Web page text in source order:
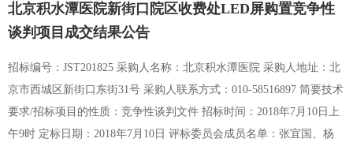
皮带、风扇皮带等。2.3要求：整机各部位零件紧固，清理吹扫冷却系
统，电控元件检查及紧固。负责空气压缩设备的应急抢修，24小时内
到位。500元以内配件维修更换由乙方免费负责。维保厂家具备压力管
道维修资质或特种设备维修资质。第2包：新街口院区负压真空系统维
保项目。1、背景介绍：本合同将于2018年7月31日到期。2、技术需
求：2.1范围：新街口院区6台15KW负压泵。2.2要求：更换…
北京积水潭医院新街口院区收费处LED屏购置竞争性
谈判项目成交结果公告
招标编号：JST201825 采购人名称：北京积水潭医院 采购人地址：北
京市西城区新街口东街31号 采购人联系方式：010-58516897 简要技术
要求/招标项目的性质：竞争性谈判文件 招标时间：2018年7月10日上
午9时 定标日期：2018年7月10日 评标委员会成员名单：张宜国、杨